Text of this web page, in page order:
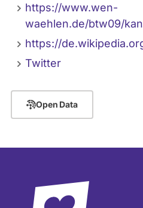
https://www.wen-
waehlen.de/btw09/
https://
Twitter
Open Data